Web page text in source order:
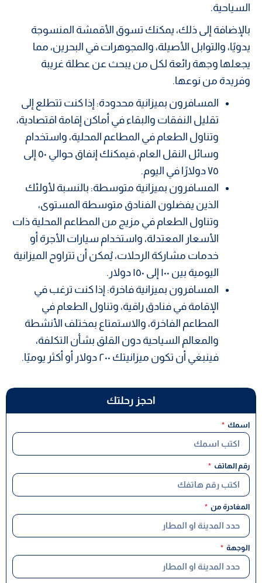
احجز رحلتك
اسمك
رقم الهاتف
المغادرة من
الوجهة
السياحية.
بالإضافة إلى ذلك، يمكنك تسوق الأقمشة المنسوجة
يدويًا، والتوابل الأصيلة، والمجوهرات في البحرين، مما
يجعلها وجهة رائعة لكل من يبحث عن عطلة غريبة
وفريدة من نوعها.
المسافرون بميزانية محدودة: إذا كنت تتطلع إلى
تقليل النفقات والبقاء في أماكن إقامة اقتصادية،
وتناول الطعام في المطاعم المحلية، واستخدام
وسائل النقل العام، فيمكنك إنفاق حوالي ٥٠ إلى
٧٥ دولارًا في اليوم.
المسافرون بميزانية متوسطة: بالنسبة لأولئك
الذين يفضلون الفنادق متوسطة المستوى،
وتناول الطعام في مزيج من المطاعم المحلية ذات
الأسعار المعتدلة، واستخدام سيارات الأجرة أو
خدمات مشاركة الرحلات، يُمكن أن تتراوح الميزانية
اليومية بين ١٠٠ إلى ١٥٠ دولار.
المسافرون بميزانية فاخرة: إذا كنت ترغب في
الإقامة في فنادق راقية، وتناول الطعام في
المطاعم الفاخرة، والاستمتاع بمختلف الأنشطة
والمعالم السياحية دون القلق بشأن التكلفة،
فينبغي أن تكون ميزانيتك ٢٠٠ دولار أو أكثر يوميًا.